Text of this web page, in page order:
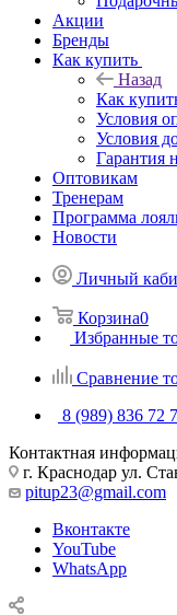
Акции
Бренды
Как купить
Назад
Как
Условия
Условия
Гарантия
Оптовикам
Тренерам
Программа
Новости
Личный
Корзина0
Избранные
Сравнение
8 (989) 836 72
Контактная
г. Краснодар ул.
pitup23@gmail.com
Вконтакте
YouTube
WhatsApp